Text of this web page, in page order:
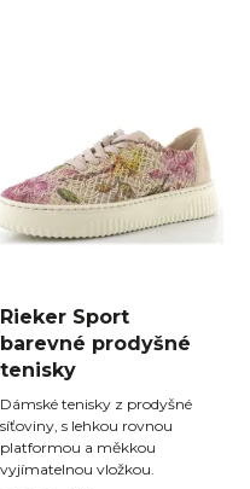
Rieker Sport
barevné prodyšné
tenisky
Dámské tenisky z prodyšné
síťoviny, s lehkou rovnou
platformou a měkkou
vyjímatelnou vložkou.